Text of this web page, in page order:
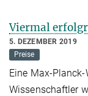
Viermal
5. DEZEMBER 2019
Preise
Eine Max-
Wissenschaftler